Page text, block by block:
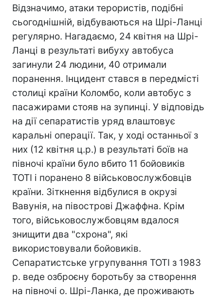
Відзначимо, атаки терористів, подібні
сьогоднішній, відбуваються на Шрі-Ланці
регулярно. Нагадаємо, 24 квітня на Шрі-
Ланці в результаті вибуху автобуса
загинули 24 людини, 40 отримали
поранення. Інцидент стався в передмісті
столиці країни Коломбо, коли автобус з
пасажирами стояв на зупинці. У відповідь
на дії сепаратистів уряд влаштовує
каральні операції. Так, у ході останньої з
них (12 квітня ц.р.) в результаті боїв на
півночі країни було вбито 11 бойовиків
ТОТІ і поранено 8 військовослужбовців
країни. Зіткнення відбулися в окрузі
Вавунія, на півострові Джаффна. Крім
того, військовослужбовцям вдалося
знищити два "схрона", які
використовували бойовиків.
Сепаратистське угрупування ТОТІ з 1983
р. веде озброєну боротьбу за створення
на півночі о. Шрі-Ланка, де проживають